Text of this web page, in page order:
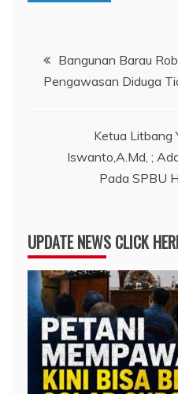
Navigasi
pos
Bangunan Barau
Pengawasan Diduga
Ketua Litbang
Iswanto,A.Md, ;
Pada SPBU
UPDATE NEWS CLICK